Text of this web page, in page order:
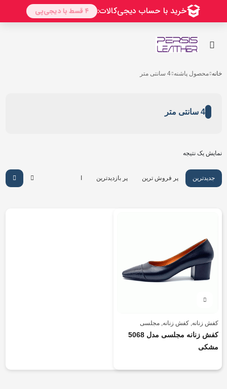
خانه محصول پاشنه 4 سانتی متر
4 سانتی متر
نمایش یک نتیجه
پر فروش ترین پر بازدیدترین جدیدترین گرانترین
کفش زنانه,کفش زنانه,مجلسی
کفش زنانه مجلسی مدل 5068
مشکی